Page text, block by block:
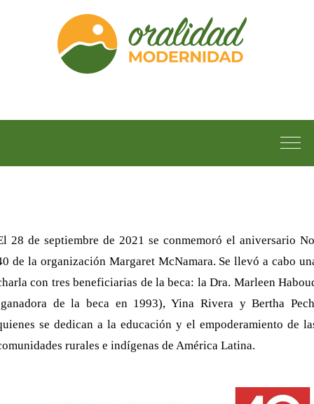
28 de septiembre de 2021 se conmemoró el aniversario
de la organización Margaret McNamara. Se llevó a cabo
con tres beneficiarias de la beca: la Dra. Marleen
de la beca en 1993), Yina Rivera y Bertha
se dedican a la educación y el empoderamiento de
rurales e indígenas de América Latina.